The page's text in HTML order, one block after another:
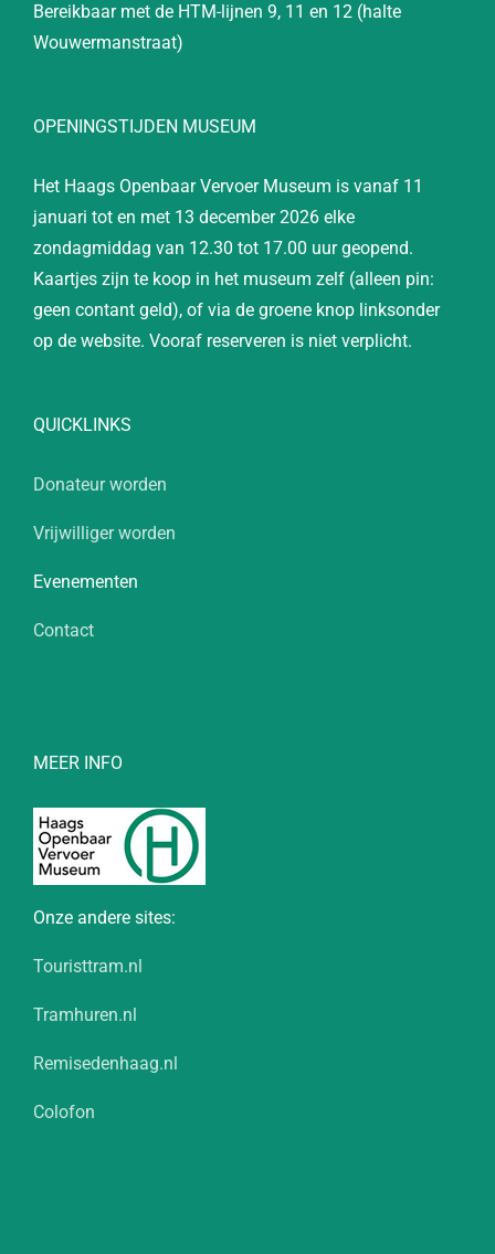
Bereikbaar met de HTM-lijnen 9, 11 en 12 (halte
Wouwermanstraat)
OPENINGSTIJDEN MUSEUM
Het Haags Openbaar Vervoer Museum is vanaf 11
januari tot en met 13 december 2026 elke
zondagmiddag van 12.30 tot 17.00 uur geopend.
Kaartjes zijn te koop in het museum zelf (alleen pin:
geen contant geld), of via de groene knop linksonder
op de website. Vooraf reserveren is niet verplicht.
QUICKLINKS
Donateur worden
Vrijwilliger worden
Evenementen
Contact
MEER INFO
Onze andere sites:
Touristtram.nl
Tramhuren.nl
Remisedenhaag.nl
Colofon